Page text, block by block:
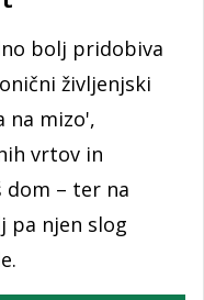
bolj pridobiva
življenjski
na mizo',
vrtov in
dom – ter na
pa njen slog